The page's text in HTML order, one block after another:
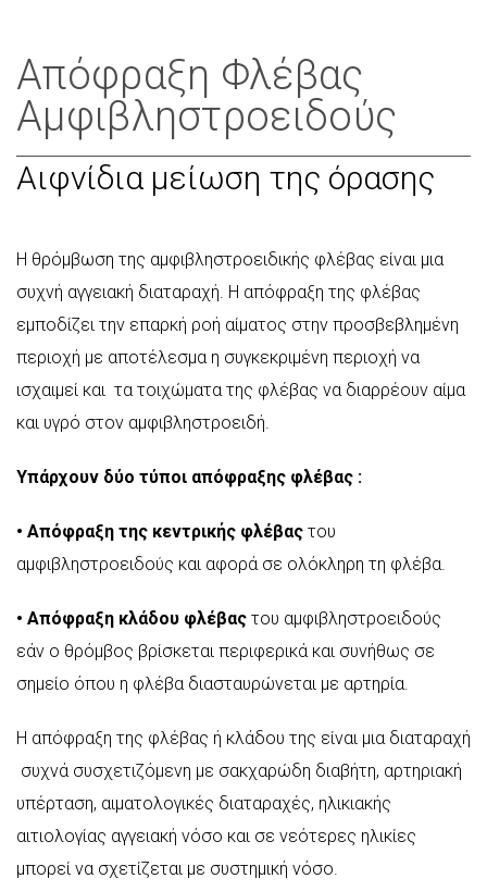
Απόφραξη Φλέβας
Αμφιβληστροειδούς
Αιφνίδια μείωση της όρασης
Η θρόμβωση της αμφιβληστροειδικής φλέβας είναι μια
συχνή αγγειακή διαταραχή. Η απόφραξη της φλέβας
εμποδίζει την επαρκή ροή αίματος στην προσβεβλημένη
περιοχή με αποτέλεσμα η συγκεκριμένη περιοχή να
ισχαιμεί και τα τοιχώματα της φλέβας να διαρρέουν αίμα
και υγρό στον αμφιβληστροειδή.
Υπάρχουν δύο τύποι απόφραξης φλέβας :
• Απόφραξη της κεντρικής φλέβας του
αμφιβληστροειδούς και αφορά σε ολόκληρη τη φλέβα.
• Απόφραξη κλάδου φλέβας του αμφιβληστροειδούς
εάν ο θρόμβος βρίσκεται περιφερικά και συνήθως σε
σημείο όπου η φλέβα διασταυρώνεται με αρτηρία.
Η απόφραξη της φλέβας ή κλάδου της είναι μια διαταραχή
συχνά συσχετιζόμενη με σακχαρώδη διαβήτη, αρτηριακή
υπέρταση, αιματολογικές διαταραχές, ηλικιακής
αιτιολογίας αγγειακή νόσο και σε νεότερες ηλικίες
μπορεί να σχετίζεται με συστημική νόσο.